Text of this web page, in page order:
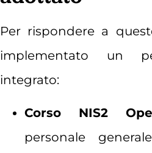
Per rispondere a
implementato un
integrato:
Corso NIS2
personale